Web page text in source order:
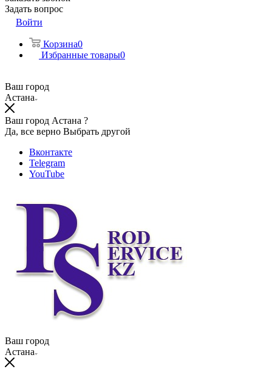
Задать вопрос
Войти
Корзина0
Избранные товары0
Ваш город
Астана
Ваш город Астана ?
Да, все верно Выбрать другой
Вконтакте
Telegram
YouTube
Ваш город
Астана